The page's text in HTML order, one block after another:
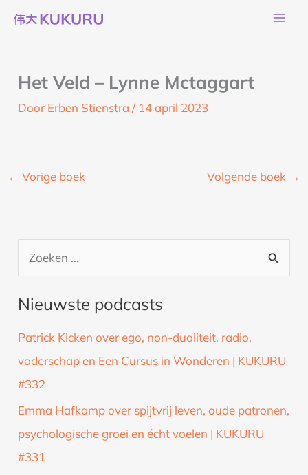
naar
Het Veld – Lynne Mctaggart
Door Erben Stienstra/ 14 april 2023
← Vorige boek Volgende boek →
e
k
a
Nieuwste podcasts
Patrick Kicken over ego, non-dualiteit, radio,
vaderschap en Een Cursus in Wonderen | KUKURU
#332
Emma Hafkamp over spijtvrij leven, oude patronen,
psychologische groei en écht voelen | KUKURU
#331